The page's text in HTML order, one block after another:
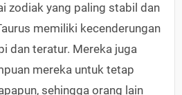
zodiak yang paling stabil dan
memiliki kecenderungan
dan teratur. Mereka juga
mereka untuk tetap
sehingga orang lain